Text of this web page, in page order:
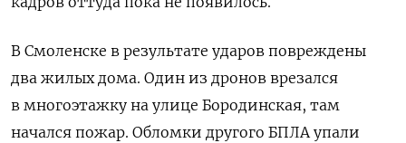
В Смоленске в результате ударов повреждены
два жилых дома. Один из дронов врезался
в многоэтажку на улице Бородинская, там
начался пожар. Обломки другого БПЛА упали